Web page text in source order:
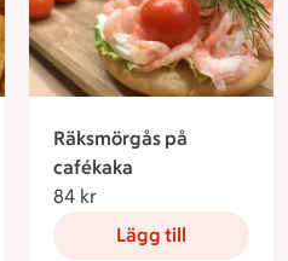
Räksmörgås på
cafékaka
84 kr
Lägg till